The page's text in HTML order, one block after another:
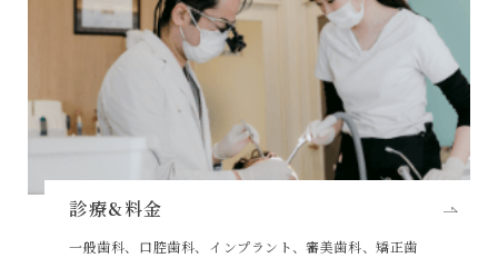
診療&料金
一般歯科、口腔歯科、インプラント、審美歯科、矯正歯